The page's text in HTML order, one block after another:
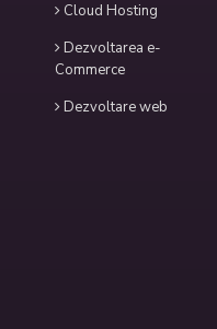
Cloud Hosting
Dezvoltarea e-
Commerce
Dezvoltare web